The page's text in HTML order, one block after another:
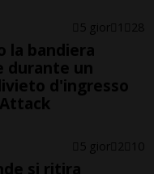
5 gior 1 28
la bandiera
durante un
d'ingresso
5 gior 2 10
si ritira